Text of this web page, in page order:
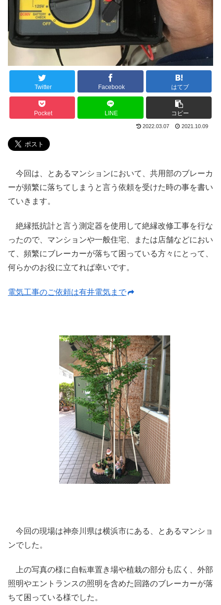
Twitter Facebook はてブ
Pocket LINE コピー
2022.03.07 2021.10.09
今回は、とあるマンションにおいて、共用部のブレーカ
ーが頻繁に落ちてしまうと言う依頼を受けた時の事を書い
ていきます。
絶縁抵抗計と言う測定器を使用して絶縁改修工事を行な
ったので、マンションや一般住宅、または店舗などにおい
て、頻繁にブレーカーが落ちて困っている方々にとって、
何らかのお役に立てれば幸いです。
電気工事のご依頼は有井電気まで
今回の現場は神奈川県は横浜市にある、とあるマンショ
ンでした。
上の写真の様に自転車置き場や植栽の部分も広く、外部
照明やエントランスの照明を含めた回路のブレーカーが落
ちて困っている様でした。